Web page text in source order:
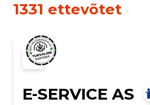
1331 ettevõtet
E-SERVICE AS